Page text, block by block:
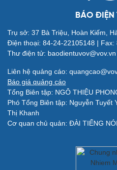
Quân sự - Quốc phòng
Vũ khí
Việt Nam
Phân tích
BÁO ĐIỆN
Trụ sở: 37 Bà Triệu, Hoàn Kiếm,
Điện thoại: 84-24-22105148 | Fax:
Thư điện tử: baodientuvov@vov.vn
Liên hệ quảng cáo:
Báo giá quảng cáo
Tổng Biên tập: NGÔ THIỆU
Phó Tổng Biên tập: Nguyễn Tuyết
Thị Khanh
Cơ quan chủ quản: ĐÀI TIẾNG